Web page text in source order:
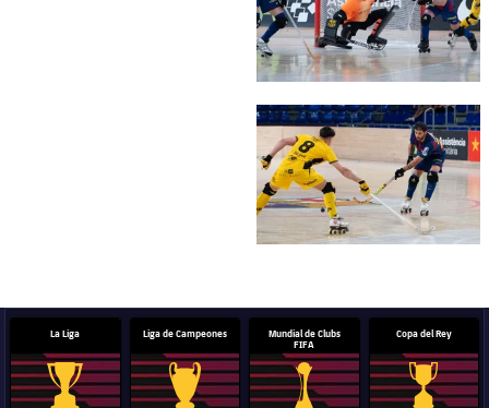
FC Barcelona club badge
La Liga Liga de Campeones
Mundial de Clubs
FIFA
Copa del Rey